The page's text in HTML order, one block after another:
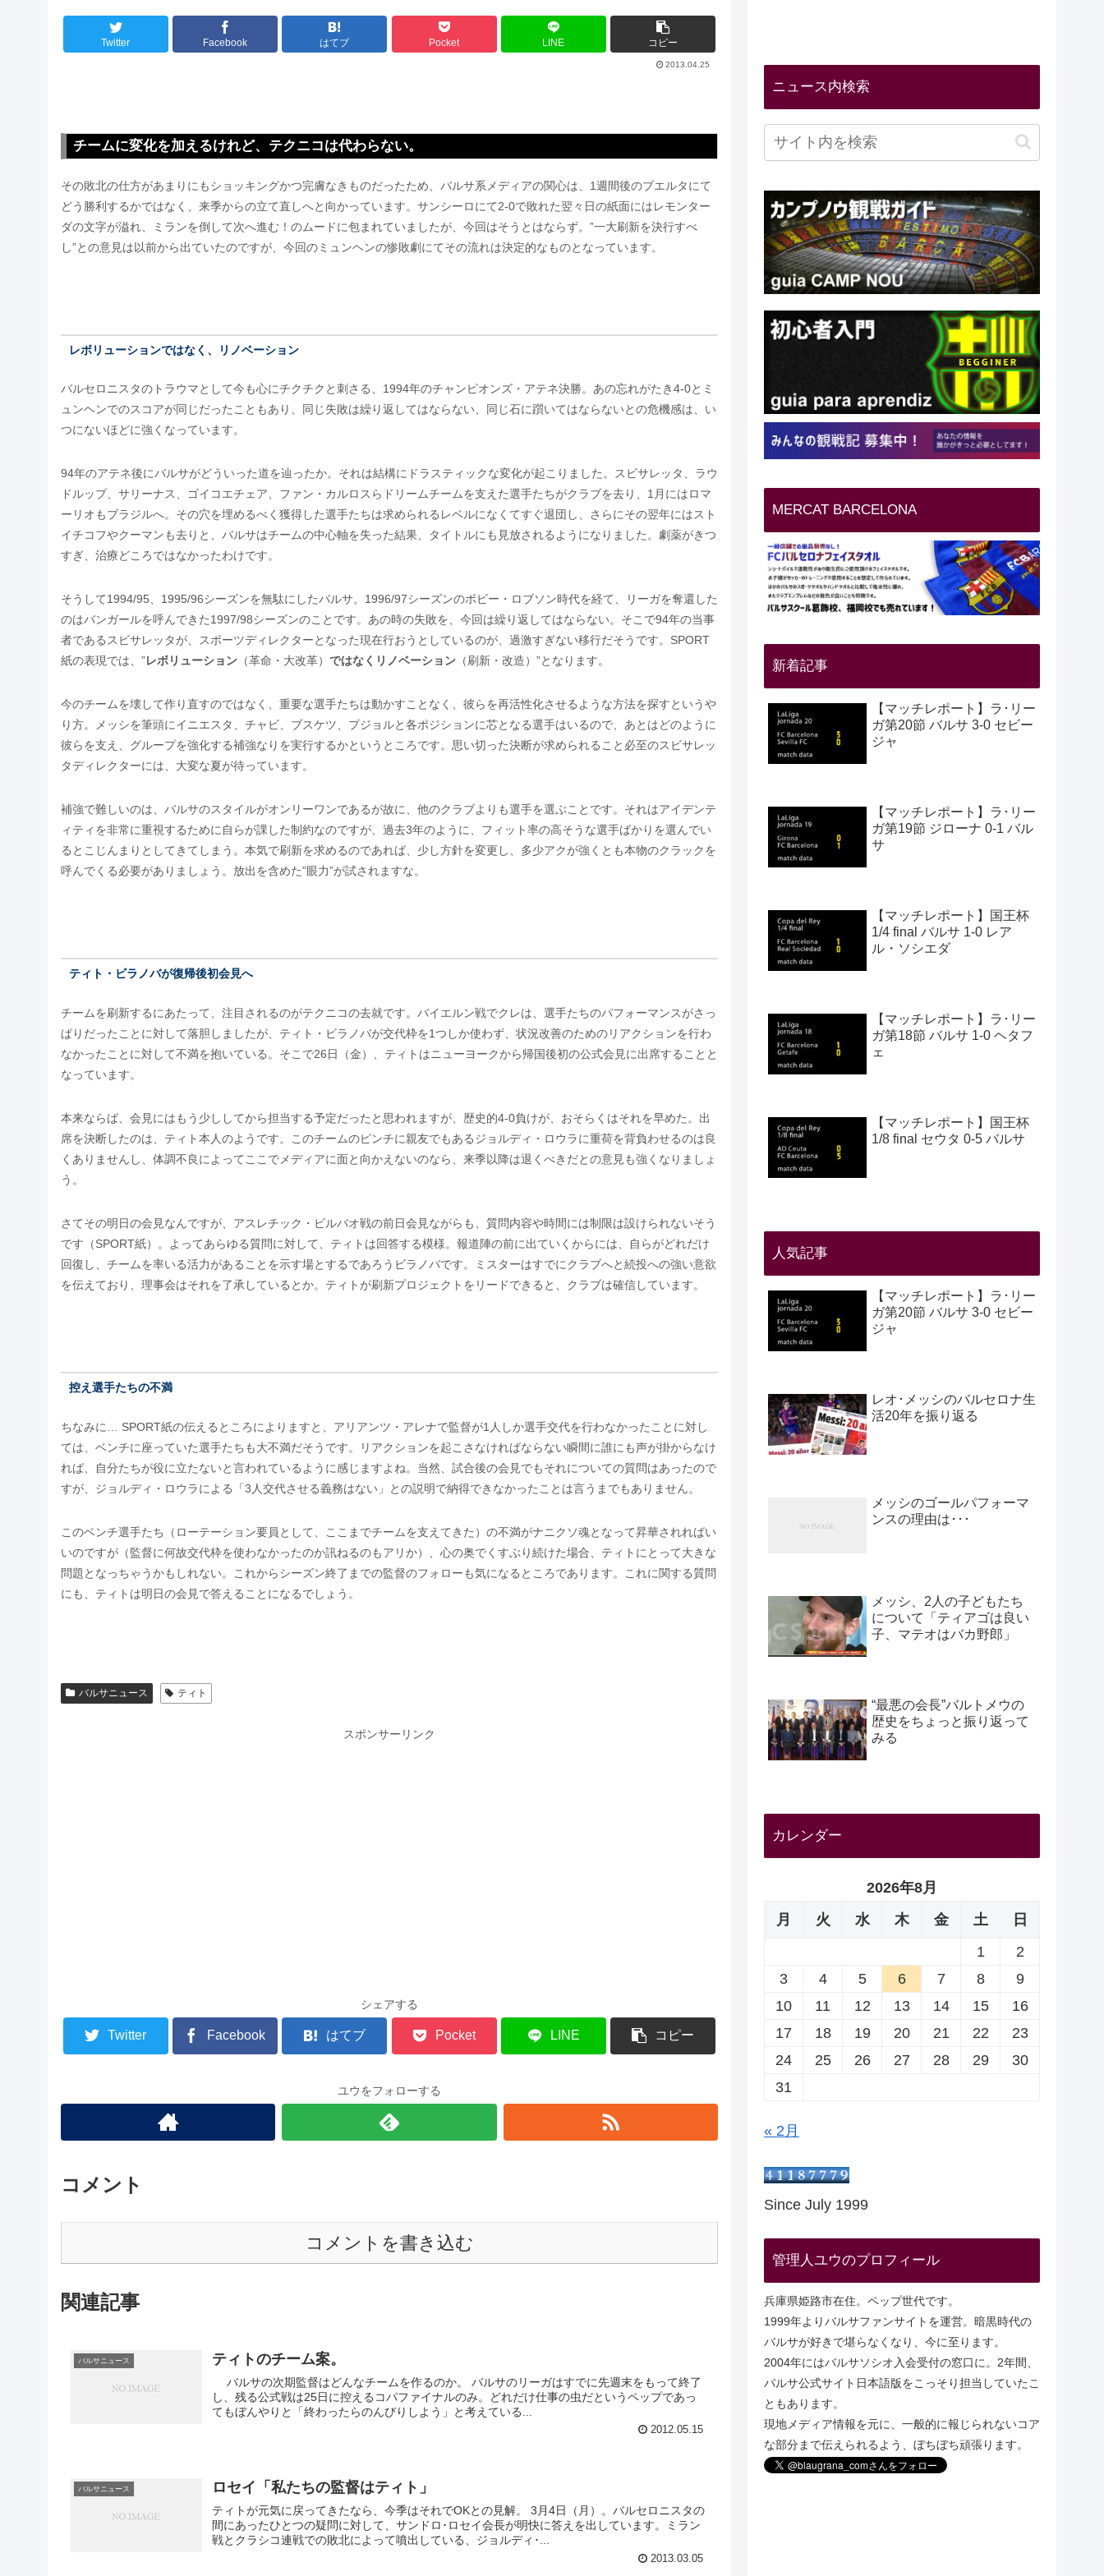
Twitter Facebook はてブ Pocket LINE コピー
2013.04.25
チームに変化を加えるけれど、テクニコは代わらない。
その敗北の仕方があまりにもショッキングかつ完膚なきものだったため、バルサ系メディアの関心は、1週間後のブエルタにて
どう勝利するかではなく、来季からの立て直しへと向かっています。サンシーロにて2-0で敗れた翌々日の紙面にはレモンター
ダの文字が溢れ、ミランを倒して次へ進む！のムードに包まれていましたが、今回はそうとはならず。”一大刷新を決行すべ
し”との意見は以前から出ていたのですが、今回のミュンヘンの惨敗劇にてその流れは決定的なものとなっています。
レボリューションではなく、リノベーション
バルセロニスタのトラウマとして今も心にチクチクと刺さる、1994年のチャンピオンズ・アテネ決勝。あの忘れがたき4-0とミ
ュンヘンでのスコアが同じだったこともあり、同じ失敗は繰り返してはならない、同じ石に躓いてはならないとの危機感は、い
つにないほどに強くなっています。
94年のアテネ後にバルサがどういった道を辿ったか。それは結構にドラスティックな変化が起こりました。スビサレッタ、ラウ
ドルップ、サリーナス、ゴイコエチェア、ファン・カルロスらドリームチームを支えた選手たちがクラブを去り、1月にはロマ
ーリオもブラジルへ。その穴を埋めるべく獲得した選手たちは求められるレベルになくてすぐ退団し、さらにその翌年にはスト
イチコフやクーマンも去りと、バルサはチームの中心軸を失った結果、タイトルにも見放されるようになりました。劇薬がきつ
すぎ、治療どころではなかったわけです。
そうして1994/95、1995/96シーズンを無駄にしたバルサ。1996/97シーズンのボビー・ロブソン時代を経て、リーガを奪還した
のはバンガールを呼んできた1997/98シーズンのことです。あの時の失敗を、今回は繰り返してはならない。そこで94年の当事
者であるスビサレッタが、スポーツディレクターとなった現在行おうとしているのが、過激すぎない移行だそうです。SPORT
紙の表現では、”レボリューション （革命・大改革） ではなくリノベーション （刷新・改造）”となります。
今のチームを壊して作り直すのではなく、重要な選手たちは動かすことなく、彼らを再活性化させるような方法を探すというや
り方。メッシを筆頭にイニエスタ、チャビ、ブスケツ、プジョルと各ポジションに芯となる選手はいるので、あとはどのように
彼らを支え、グループを強化する補強なりを実行するかというところです。思い切った決断が求められること必至のスビサレッ
タディレクターには、大変な夏が待っています。
補強で難しいのは、バルサのスタイルがオンリーワンであるが故に、他のクラブよりも選手を選ぶことです。それはアイデンテ
ィティを非常に重視するために自らが課した制約なのですが、過去3年のように、フィット率の高そうな選手ばかりを選んでい
るとこじんまりとしてきてしまう。本気で刷新を求めるのであれば、少し方針を変更し、多少アクが強くとも本物のクラックを
呼んでくる必要がありましょう。放出を含めた”眼力”が試されますな。
ティト・ビラノバが復帰後初会見へ
チームを刷新するにあたって、注目されるのがテクニコの去就です。バイエルン戦でクレは、選手たちのパフォーマンスがさっ
ぱりだったことに対して落胆しましたが、ティト・ビラノバが交代枠を1つしか使わず、状況改善のためのリアクションを行わ
なかったことに対して不満を抱いている。そこで26日（金）、ティトはニューヨークから帰国後初の公式会見に出席することと
なっています。
本来ならば、会見にはもう少ししてから担当する予定だったと思われますが、歴史的4-0負けが、おそらくはそれを早めた。出
席を決断したのは、ティト本人のようです。このチームのピンチに親友でもあるジョルディ・ロウラに重荷を背負わせるのは良
くありませんし、体調不良によってここでメディアに面と向かえないのなら、来季以降は退くべきだとの意見も強くなりましょ
う。
さてその明日の会見なんですが、アスレチック・ビルバオ戦の前日会見ながらも、質問内容や時間には制限は設けられないそう
です（SPORT紙）。よってあらゆる質問に対して、ティトは回答する模様。報道陣の前に出ていくからには、自らがどれだけ
回復し、チームを率いる活力があることを示す場とするであろうビラノバです。ミスターはすでにクラブへと続投への強い意欲
を伝えており、理事会はそれを了承しているとか。ティトが刷新プロジェクトをリードできると、クラブは確信しています。
控え選手たちの不満
ちなみに… SPORT紙の伝えるところによりますと、アリアンツ・アレナで監督が1人しか選手交代を行わなかったことに対し
ては、ベンチに座っていた選手たちも大不満だそうです。リアクションを起こさなければならない瞬間に誰にも声が掛からなけ
れば、自分たちが役に立たないと言われているように感じますよね。当然、試合後の会見でもそれについての質問はあったので
すが、ジョルディ・ロウラによる「3人交代させる義務はない」との説明で納得できなかったことは言うまでもありません。
このベンチ選手たち（ローテーション要員として、ここまでチームを支えてきた）の不満がナニクソ魂となって昇華されればい
いのですが（監督に何故交代枠を使わなかったのか訊ねるのもアリか）、心の奥でくすぶり続けた場合、ティトにとって大きな
問題となっちゃうかもしれない。これからシーズン終了までの監督のフォローも気になるところであります。これに関する質問
にも、ティトは明日の会見で答えることになるでしょう。
バルサニュース ティト
スポンサーリンク
シェアする
Twitter Facebook はてブ Pocket LINE コピー
ユウをフォローする
コメント
コメントを書き込む
関連記事
バルサニュース ティトのチーム案。
バルサの次期監督はどんなチームを作るのか。 バルサのリーガはすでに先週末をもって終了
し、残る公式戦は25日に控えるコパファイナルのみ。どれだけ仕事の虫だというペップであっ
てもぼんやりと「終わったらのんびりしよう」と考えている...
2012.05.15
バルサニュース ロセイ「私たちの監督はティト」
ティトが元気に戻ってきたなら、今季はそれでOKとの見解。 3月4日（月）。バルセロニスタの
間にあったひとつの疑問に対して、サンドロ･ロセイ会長が明快に答えを出しています。ミラン
戦とクラシコ連戦での敗北によって噴出している、ジョルディ･...
2013.03.05
ニュース内検索
MERCAT BARCELONA
新着記事
【マッチレポート】ラ･リー
ガ第20節 バルサ 3-0 セビー
ジャ
【マッチレポート】ラ･リー
ガ第19節 ジローナ 0-1 バル
サ
【マッチレポート】国王杯
1/4 final バルサ 1-0 レア
ル・ソシエダ
【マッチレポート】ラ･リー
ガ第18節 バルサ 1-0 ヘタフ
ェ
【マッチレポート】国王杯
1/8 final セウタ 0-5 バルサ
人気記事
【マッチレポート】ラ･リー
ガ第20節 バルサ 3-0 セビー
ジャ
レオ･メッシのバルセロナ生
活20年を振り返る
メッシのゴールパフォーマ
ンスの理由は･･･
メッシ、2人の子どもたち
について「ティアゴは良い
子、マテオはバカ野郎」
“最悪の会長”バルトメウの
歴史をちょっと振り返って
みる
カレンダー
2026年8月
月
火 水 木 金 土
日
1
2
3
4 5 6 7 8
9
10
11 12 13 14 15
16
17
18 19 20 21 22
23
24
25 26 27 28 29
30
31
« 2月
Since July 1999
管理人ユウのプロフィール
兵庫県姫路市在住。ペップ世代です。
1999年よりバルサファンサイトを運営。暗黒時代の
バルサが好きで堪らなくなり、今に至ります。
2004年にはバルサソシオ入会受付の窓口に。2年間、
バルサ公式サイト日本語版をこっそり担当していたこ
ともあります。
現地メディア情報を元に、一般的に報じられないコア
な部分まで伝えられるよう、ぼちぼち頑張ります。